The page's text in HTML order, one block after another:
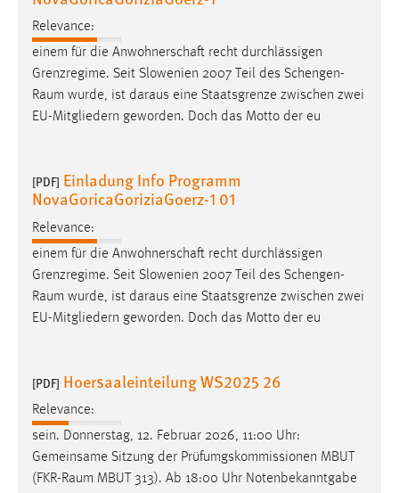
Relevance:
einem für die Anwohnerschaft recht durchlässigen
Grenzregime. Seit Slowenien 2007 Teil des Schengen-
Raum wurde, ist daraus eine Staatsgrenze zwischen zwei
EU-Mitgliedern geworden. Doch das Motto der eu
[PDF] Einladung Info Programm
NovaGoricaGoriziaGoerz-1 01
Relevance:
einem für die Anwohnerschaft recht durchlässigen
Grenzregime. Seit Slowenien 2007 Teil des Schengen-
Raum wurde, ist daraus eine Staatsgrenze zwischen zwei
EU-Mitgliedern geworden. Doch das Motto der eu
[PDF] Hoersaaleinteilung WS2025 26
Relevance:
sein. Donnerstag, 12. Februar 2026, 11:00 Uhr:
Gemeinsame Sitzung der Prüfumgskommissionen MBUT
(FKR-Raum MBUT 313). Ab 18:00 Uhr Notenbekanntgabe